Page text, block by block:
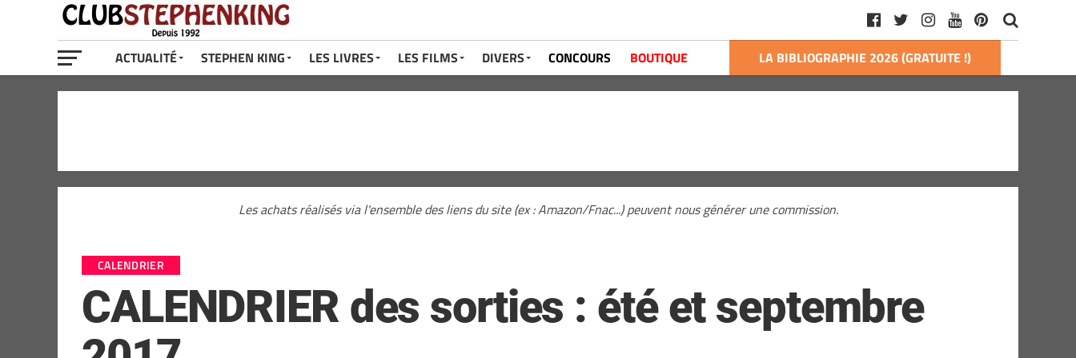
ACTUALITÉ STEPHEN KING LES LIVRES LES FILMS DIVERS CONCOURS BOUTIQUE LA BIBLIOGRAPHIE 2026 (GRATUITE !)
Les achats réalisés via l'ensemble des liens du site (ex : Amazon/Fnac...) peuvent nous générer une commission.
CALENDRIER
CALENDRIER des sorties : été et septembre